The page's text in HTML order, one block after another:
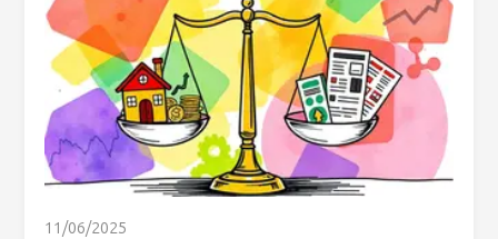
11/06/2025